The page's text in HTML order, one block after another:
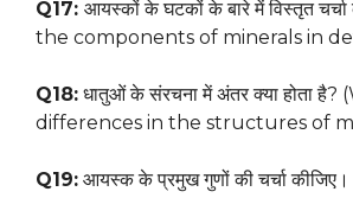
Q17: आयस्कों के घटकों के बारे में विस्तृत
the components of minerals in
Q18: धातुओं के संरचना में अंतर क्या होता
differences in the structures of
Q19: आयस्क के प्रमुख गुणों की चर्चा